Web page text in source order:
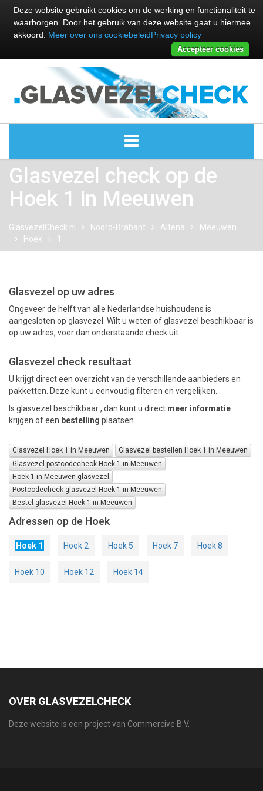
ALLE GLASVEZEL PROVIDERS
GLASVEZEL PROVIDERS
KABEL INTERNET PROVIDERS
PAKKETTEN
Glasvezel check op de
Hoek 1 in Meeuwen
GlasvezelCheck.nl Noord-Brabant Altena
Meeuwen
Hoek
1
Glasvezel op uw adres
Ongeveer de helft van alle Nederlandse huishoudens is
aangesloten op glasvezel. Wilt u weten of glasvezel beschikbaar is
op uw adres, voer dan onderstaande check uit.
Glasvezel check resultaat
U krijgt direct een overzicht van de verschillende aanbieders en
pakketten. Deze kunt u eenvoudig filteren en vergelijken.
Is glasvezel beschikbaar , dan kunt u direct meer informatie
krijgen of een bestelling plaatsen.
Glasvezel Hoek 1 in Meeuwen
Glasvezel bestellen Hoek 1 in Meeuwen
Glasvezel postcodecheck Hoek 1 in Meeuwen
Hoek 1 in Meeuwen glasvezel
Postcodecheck glasvezel Hoek 1 in Meeuwen
Bestel glasvezel Hoek 1 in Meeuwen
Adressen op de Hoek
Hoek 1 Hoek 2 Hoek 5 Hoek 7 Hoek 8
Hoek 10 Hoek 12 Hoek 14
OVER GLASVEZELCHECK
Deze website is een project van Commercive B.V.
Deze website gebruikt cookies om de werking en functionaliteit te
waarborgen. Door het gebruik van deze website gaat u hiermee
akkoord. Meer over ons cookiebeleidPrivacy policy
Accepteer cookies